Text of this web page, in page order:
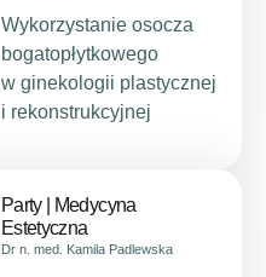
Wykorzystanie osocza
bogatopłytkowego
w ginekologii plastycznej
i rekonstrukcyjnej
Party | Medycyna
Estetyczna
Dr n. med. Kamila Padlewska